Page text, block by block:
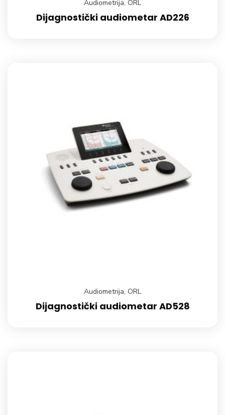
Audiometrija, ORL
Dijagnostički audiometar AD226
Audiometrija, ORL
Dijagnostički audiometar AD528